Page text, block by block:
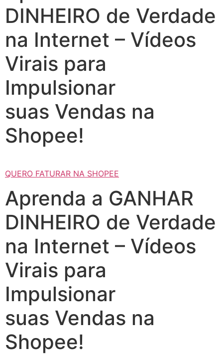
DINHEIRO de Verdade
na Internet – Vídeos
Virais para
Impulsionar
suas Vendas na
Shopee!
QUERO FATURAR NA SHOPEE
Aprenda a GANHAR
DINHEIRO de Verdade
na Internet – Vídeos
Virais para
Impulsionar
suas Vendas na
Shopee!